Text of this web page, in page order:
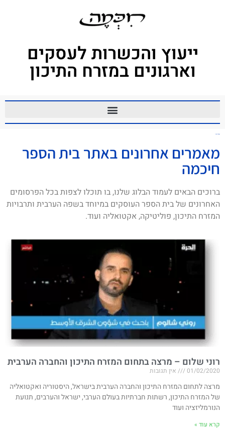
ייעוץ והכשרות לעסקים
וארגונים במזרח התיכון
ואאל כפורי
מאמרים אחרונים באתר בית הספר
חיכמה
ברוכים הבאים לעמוד הבלוג שלנו, בו תוכלו לצפות בכל הפרסומים
האחרונים של בית הספר העוסקים במיוחד בשפה הערבית ותרבויות
המזרח התיכון, פוליטיקה, אקטואליה ועוד.
רוני שלום – מרצה בתחום המזרח התיכון והחברה הערבית
01/02/2020 אין תגובות
מרצה לתחום המזרח התיכון והחברה הערבית בישראל, היסטוריה ואקטואליה
של המזרח התיכון, רשתות חברתיות בעולם הערבי, ישראל והערבים, תנועת
הנורמליזציה ועוד
קרא עוד »